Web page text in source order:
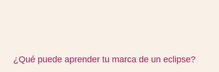
¿Qué puede aprender tu marca de un eclipse?